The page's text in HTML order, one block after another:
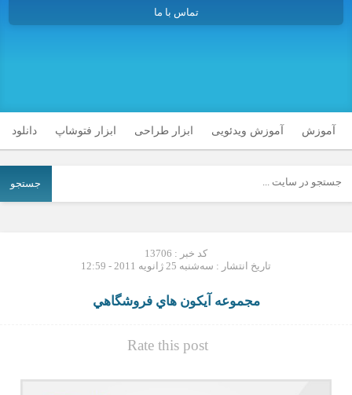
تماس با ما
آموزش آموزش ویدئویی ابزار طراحی ابزار فتوشاپ دانلود
جستجو
کد خبر : 13706
تاریخ انتشار : سه‌شنبه 25 ژانویه 2011 - 12:59
مجموعه آيكون هاي فروشگاهي
Rate this post